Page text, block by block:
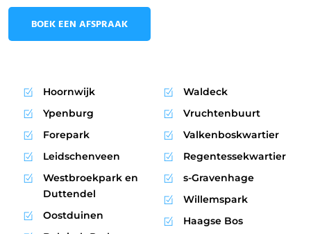
Hoornwijk
Ypenburg
Forepark
Leidschenveen
Westbroekpark en
Duttendel
Oostduinen
Waldeck
Vruchtenbuurt
Valkenboskwartier
Regentessekwartier
s-Gravenhage
Willemspark
Haagse Bos
BOEK EEN AFSPRAAK